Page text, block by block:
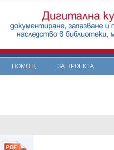
ПОМОЩ ЗА ПРОЕКТА